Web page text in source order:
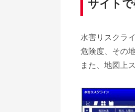
サイト
水害リスクラ
危険度、その
また、地図上